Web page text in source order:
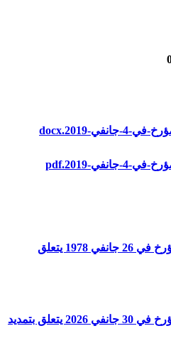
أمر عدد 50 لسنة 1978 مؤرخ في 26 جانفي 1978 يتعلق
أمر عدد 15 لسنة 2026 مؤرخ في 30 جانفي 2026 يتعلق بتمديد